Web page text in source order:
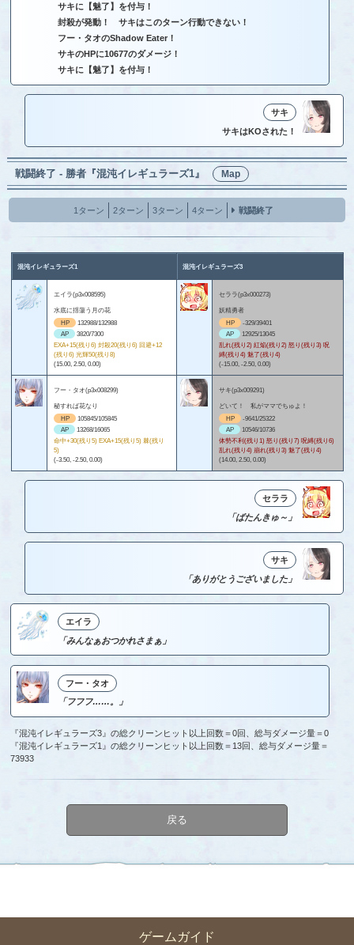
ゲームガイド
サキに【魅了】を付与！
封殺が発動！ サキはこのターン行動できない！
フー・タオのShadow Eater！
サキのHPに10677のダメージ！
サキに【魅了】を付与！
サキ
サキはKOされた！
戦闘終了 - 勝者『混沌イレギュラーズ1』 Map
1ターン 2ターン 3ターン 4ターン 戦闘終了
混沌イレギュラーズ1 混沌イレギュラーズ3
エイラ(p3x008595)
水底に揺蕩う月の花
HP
132988/132988
AP
3820/7300
EXA+15(残り6) 封殺20(残り6) 回避+12
(残り6) 光輝50(残り8)
(15.00, 2.50, 0.00)
セララ(p3x000273)
妖精勇者
HP
-329/39401
AP
12925/13045
乱れ(残り2) 紅焔(残り2) 怒り(残り3) 呪
縛(残り4) 魅了(残り4)
(-15.00, -2.50, 0.00)
フー・タオ(p3x008299)
秘すれば花なり
HP
105845/105845
AP
13268/16065
命中+30(残り5) EXA+15(残り5) 棘(残り
5)
(-3.50, -2.50, 0.00)
サキ(p3x009291)
どいて！ 私がママでちゅよ！
HP
-9641/25322
AP
10546/10736
体勢不利(残り1) 怒り(残り7) 呪縛(残り6)
乱れ(残り4) 崩れ(残り3) 魅了(残り4)
(14.00, 2.50, 0.00)
セララ
「ばたんきゅ～」
サキ
「ありがとうございました」
エイラ
「みんなぁおつかれさまぁ」
フー・タオ
「フフフ……。」
『混沌イレギュラーズ3』の総クリーンヒット以上回数＝0回、総与ダメージ量＝0
『混沌イレギュラーズ1』の総クリーンヒット以上回数＝13回、総与ダメージ量＝
73933
戻る